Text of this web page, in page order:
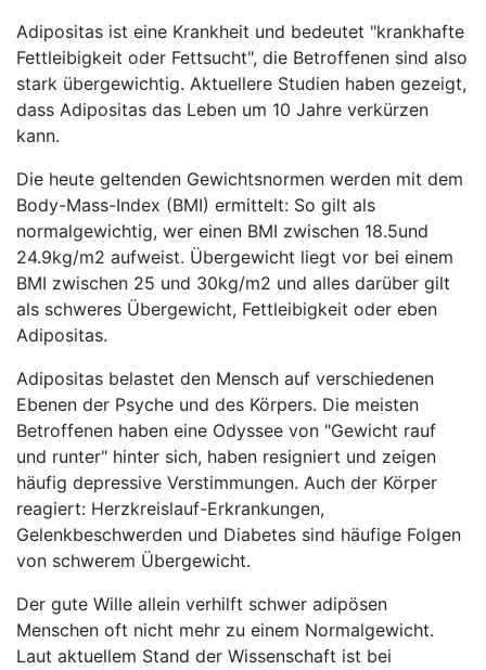
Adipositas ist eine Krankheit und bedeutet "krankhafte
Fettleibigkeit oder Fettsucht", die Betroffenen sind also
stark übergewichtig. Aktuellere Studien haben gezeigt,
dass Adipositas das Leben um 10 Jahre verkürzen
kann.
Die heute geltenden Gewichtsnormen werden mit dem
Body-Mass-Index (BMI) ermittelt: So gilt als
normalgewichtig, wer einen BMI zwischen 18.5und
24.9kg/m2 aufweist. Übergewicht liegt vor bei einem
BMI zwischen 25 und 30kg/m2 und alles darüber gilt
als schweres Übergewicht, Fettleibigkeit oder eben
Adipositas.
Adipositas belastet den Mensch auf verschiedenen
Ebenen der Psyche und des Körpers. Die meisten
Betroffenen haben eine Odyssee von "Gewicht rauf
und runter" hinter sich, haben resigniert und zeigen
häufig depressive Verstimmungen. Auch der Körper
reagiert: Herzkreislauf-Erkrankungen,
Gelenkbeschwerden und Diabetes sind häufige Folgen
von schwerem Übergewicht.
Der gute Wille allein verhilft schwer adipösen
Menschen oft nicht mehr zu einem Normalgewicht.
Laut aktuellem Stand der Wissenschaft ist bei